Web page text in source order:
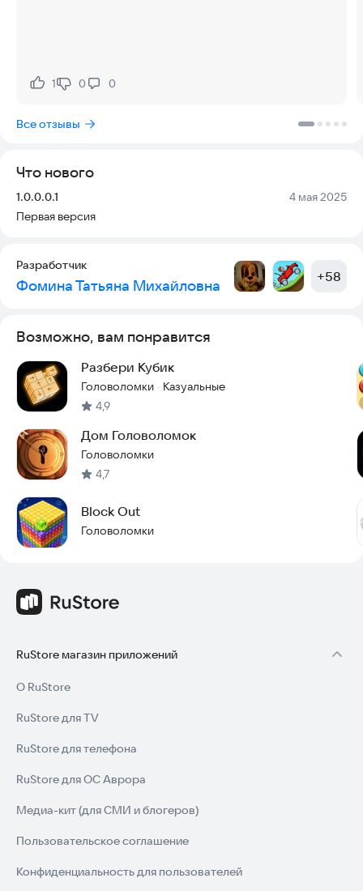
Нравится:
1Не нравится:
0 0
Все отзывы
Что нового
Версия:
1.0.0.0.1 Дата:
4 мая 2025
Первая версия
Разработчик
Фомина Татьяна Михайловна +58
Возможно, вам понравится
Разбери Кубик
Головоломки · Казуальные
4,9
Дом Головоломок
Головоломки
4,7
Block Out
Головоломки
RuStore магазин приложений
О RuStore
RuStore для TV
RuStore для телефона
RuStore для ОС Аврора
Медиа-кит (для СМИ и блогеров)
Пользовательское соглашение
Конфиденциальность для пользователей